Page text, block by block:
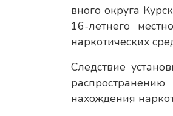
вного округа
16-летнего
наркотических
Следствие
нахождения